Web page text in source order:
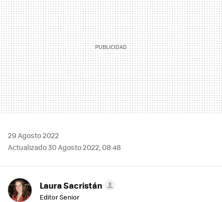
29 Agosto 2022
Actualizado 30 Agosto 2022, 08:48
Laura Sacristán
Editor Senior